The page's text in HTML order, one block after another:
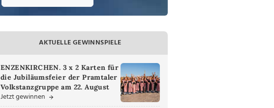
AKTUELLE GEWINNSPIELE
ENZENKIRCHEN. 3 x 2 Karten für
die Jubiläumsfeier der Pramtaler
Volkstanzgruppe am 22. August
Jetzt gewinnen